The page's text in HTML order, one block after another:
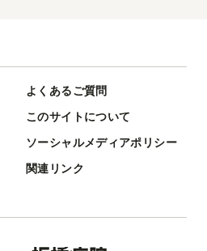
よくあるご質問
このサイトについて
ソーシャルメディアポリシー
関連リンク